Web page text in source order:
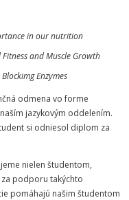
in our nutrition
and Muscle Growth
Enzymes
odmena vo forme
jazykovým oddelením.
si odniesol diplom za
nielen študentom,
podporu takýchto
pomáhajú našim študentom